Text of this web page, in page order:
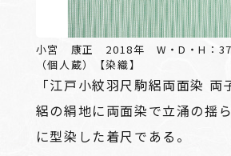
小宮 康正 2018年 W・D・H：
（個人蔵）【染織】
「江戸小紋羽尺駒絽両面染 両
絽の絹地に両面染で立涌の揺
に型染した着尺である。